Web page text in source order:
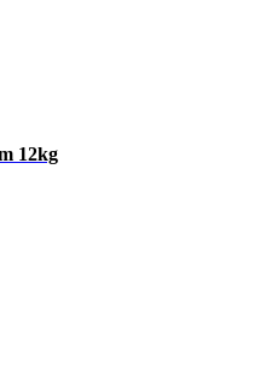
12kg